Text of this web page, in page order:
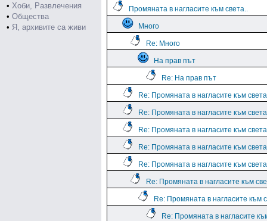
• Хоби, Развлечения
• Общества
• Я, архивите са живи
Промяната в нагласите към света..
Много
Re: Много
На прав път
Re: На прав път
Re: Промяната в нагласите към
Re: Промяната в нагласите към
Re: Промяната в нагласите към
Re: Промяната в нагласите към
Re: Промяната в нагласите към
Re: Промяната в нагласите към
Re: Промяната в нагласите към
Re: Промяната в нагласите